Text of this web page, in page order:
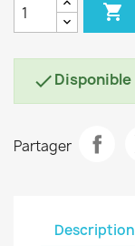

Disponible
Partager
Description